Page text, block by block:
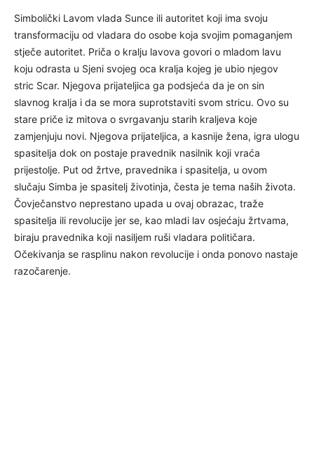
Simbolički Lavom vlada Sunce ili autoritet koji ima svoju
transformaciju od vladara do osobe koja svojim pomaganjem
stječe autoritet. Priča o kralju lavova govori o mladom lavu
koju odrasta u Sjeni svojeg oca kralja kojeg je ubio njegov
stric Scar. Njegova prijateljica ga podsjeća da je on sin
slavnog kralja i da se mora suprotstaviti svom stricu. Ovo su
stare priče iz mitova o svrgavanju starih kraljeva koje
zamjenjuju novi. Njegova prijateljica, a kasnije žena, igra ulogu
spasitelja dok on postaje pravednik nasilnik koji vraća
prijestolje. Put od žrtve, pravednika i spasitelja, u ovom
slučaju Simba je spasitelj životinja, česta je tema naših života.
Čovječanstvo neprestano upada u ovaj obrazac, traže
spasitelja ili revolucije jer se, kao mladi lav osjećaju žrtvama,
biraju pravednika koji nasiljem ruši vladara političara.
Očekivanja se rasplinu nakon revolucije i onda ponovo nastaje
razočarenje.